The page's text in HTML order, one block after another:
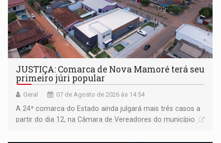
JUSTIÇA: Comarca de Nova Mamoré terá seu
primeiro júri popular
Geral 07 de Agosto de 2026 às 14:54
A 24ª comarca do Estado ainda julgará mais três casos a
partir do dia 12, na Câmara de Vereadores do município